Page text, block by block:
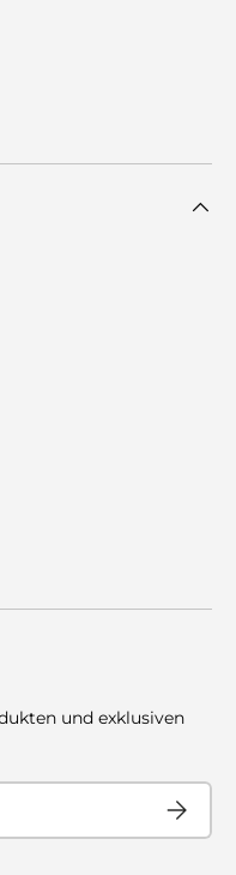
und exklusiven
Subscribe